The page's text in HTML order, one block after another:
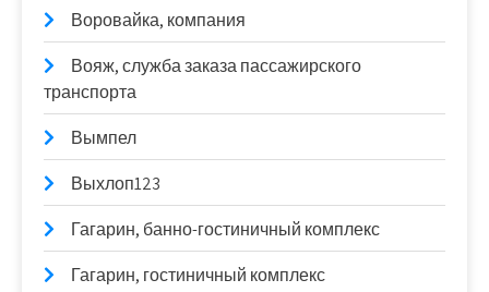
Воровайка, компания
Вояж, служба заказа пассажирского
транспорта
Вымпел
Выхлоп123
Гагарин, банно-гостиничный комплекс
Гагарин, гостиничный комплекс